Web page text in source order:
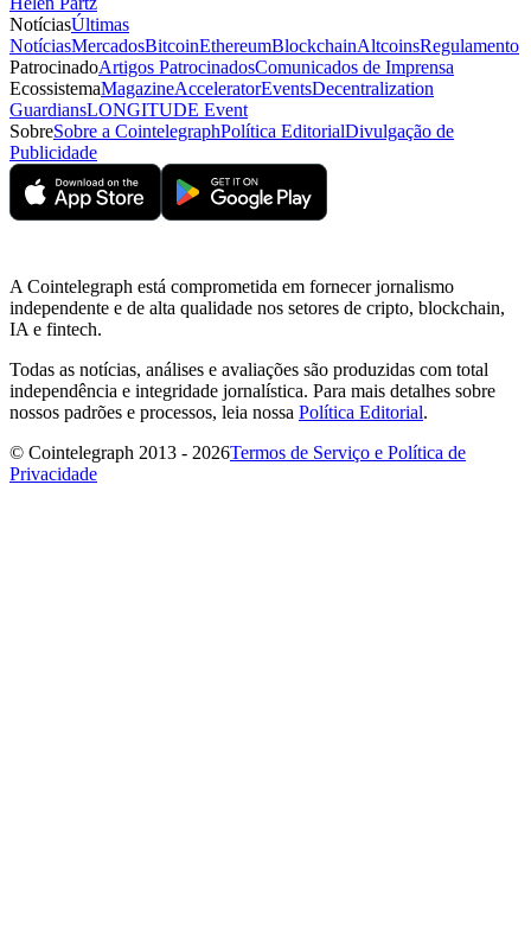
NotíciasÚltimas
NotíciasMercadosBitcoinEthereumBlockchainAltcoinsRegulamento
PatrocinadoArtigos PatrocinadosComunicados de Imprensa
EcossistemaMagazineAcceleratorEventsDecentralization
GuardiansLONGITUDE Event
SobreSobre a CointelegraphPolítica EditorialDivulgação de
Publicidade
A Cointelegraph está comprometida em fornecer jornalismo
independente e de alta qualidade nos setores de cripto, blockchain,
IA e fintech.
Todas as notícias, análises e avaliações são produzidas com total
independência e integridade jornalística. Para mais detalhes sobre
nossos padrões e processos, leia nossa Política Editorial.
© Cointelegraph 2013 - 2026Termos de Serviço e Política de
Privacidade